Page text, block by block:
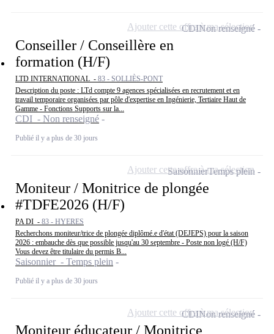
Conseiller / Conseillère en
formation (H/F)
LTD INTERNATIONAL - 83 - SOLLIÈS-PONT
Description du poste : LTd compte 9 agences spécialisées en recrutement et en
travail temporaire organisées par pôle d'expertise en Ingénierie, Tertiaire Haut de
Gamme - Fonctions Supports sur la...
CDI - Non renseigné
Publié il y a plus de 30 jours
CDINon renseigné
Ajouter cette offre à ma sélection
Moniteur / Monitrice de plongée
#TDFE2026 (H/F)
PA DI - 83 - HYERES
Recherchons moniteur/trice de plongée diplômé.e d'état (DEJEPS) pour la saison
2026 : embauche dès que possible jusqu'au 30 septembre - Poste non logé (H/F)
Vous devez être titulaire du permis B...
Saisonnier - Temps plein
Publié il y a plus de 30 jours
SaisonnierTemps plein
Ajouter cette offre à ma sélection
Moniteur éducateur / Monitrice
CDINon renseigné
Ajouter cette offre à ma sélection